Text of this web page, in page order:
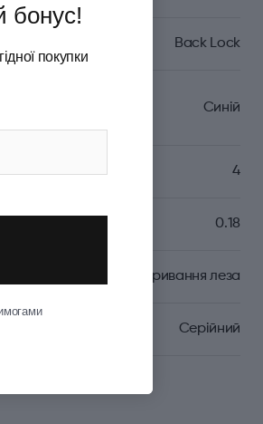
Back Lock
Синій
4
0.18
Одноручне відкривання леза
Серійний
бонус!
покупки